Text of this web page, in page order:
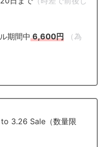
期間中6,600円
（為
3.26 Sale（数量限